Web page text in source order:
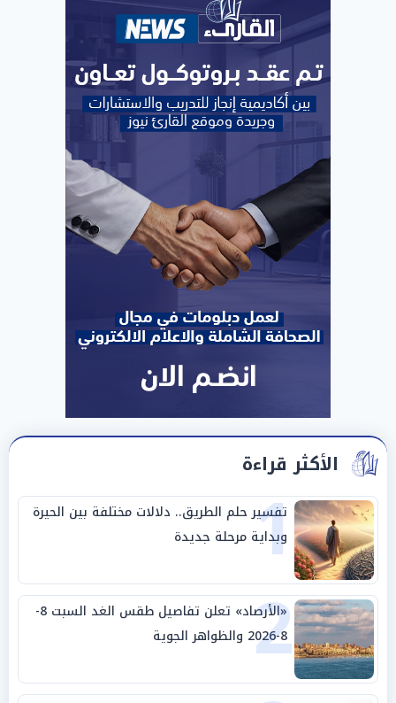
الأكثر قراءة
1
تفسير حلم الطريق.. دلالات مختلفة بين الحيرة
وبداية مرحلة جديدة
2
«الأرصاد» تعلن تفاصيل طقس الغد السبت 8-
8-2026 والظواهر الجوية